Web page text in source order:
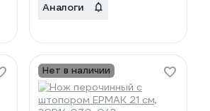
Аналоги
Нет в наличии